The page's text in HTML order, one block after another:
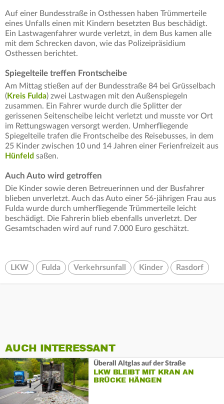
Auf einer Bundesstraße in Osthessen haben Trümmerteile
eines Unfalls einen mit Kindern besetzten Bus beschädigt.
Ein Lastwagenfahrer wurde verletzt, in dem Bus kamen alle
mit dem Schrecken davon, wie das Polizeipräsidium
Osthessen berichtet.
Spiegelteile treffen Frontscheibe
Am Mittag stießen auf der Bundesstraße 84 bei Grüsselbach
(Kreis Fulda) zwei Lastwagen mit den Außenspiegeln
zusammen. Ein Fahrer wurde durch die Splitter der
gerissenen Seitenscheibe leicht verletzt und musste vor Ort
im Rettungswagen versorgt werden. Umherfliegende
Spiegelteile trafen die Frontscheibe des Reisebusses, in dem
25 Kinder zwischen 10 und 14 Jahren einer Ferienfreizeit aus
Hünfeld saßen.
Auch Auto wird getroffen
Die Kinder sowie deren Betreuerinnen und der Busfahrer
blieben unverletzt. Auch das Auto einer 56-jährigen Frau aus
Fulda wurde durch umherfliegende Trümmerteile leicht
beschädigt. Die Fahrerin blieb ebenfalls unverletzt. Der
Gesamtschaden wird auf rund 7.000 Euro geschätzt.
LKW Fulda Verkehrsunfall Kinder Rasdorf
AUCH INTERESSANT
Überall Altglas auf der Straße
LKW BLEIBT MIT KRAN AN
BRÜCKE HÄNGEN